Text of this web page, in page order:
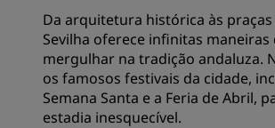
Da arquitetura histórica às
Sevilha oferece infinitas maneiras
mergulhar na tradição andaluza.
os famosos festivais da cidade,
Semana Santa e a Feria de Abril,
estadia inesquecível.